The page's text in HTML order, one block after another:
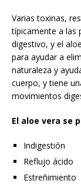
Varias toxinas,
típicamente a las
digestivo, y el
para ayudar a
naturaleza y
cuerpo, y tiene
movimientos
El aloe vera se
Indigestión
Reflujo ácido
Estreñimiento